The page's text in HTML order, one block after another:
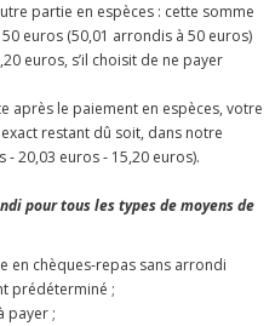
partie en espèces : cette somme
euros (50,01 arrondis à 50 euros)
euros, s’il choisit de ne payer
après le paiement en espèces, votre
restant dû soit, dans notre
20,03 euros ‑ 15,20 euros).
pour tous les types de moyens de
en chèques-repas sans arrondi
prédéterminé ;
payer ;